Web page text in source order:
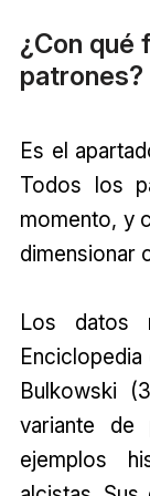
¿Con qué
patrones?
Es el
Todos los
momento, y
dimensionar
Los datos
Bulkowski
variante de
ejemplos